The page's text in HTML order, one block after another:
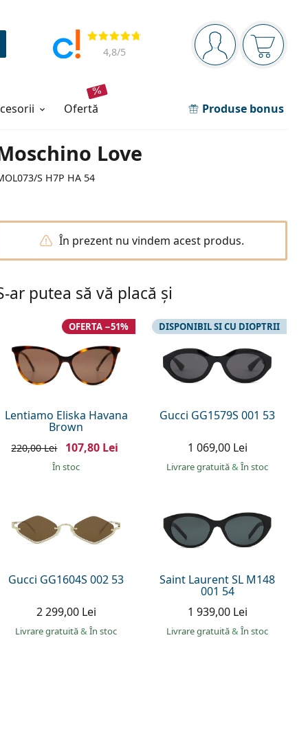
Panou de navigare
Sunteți logat
Coșul
Opinii
4,8/5
ofertă Produse bonus
Love
S H7P HA 54
În prezent nu vindem acest produs.
ar putea să vă placă și
Lentiamo Eliska Havana
Brown
OFERTA −51%
220,00 Lei 107,80 Lei
În stoc
Gucci GG1579S 001 53
DISPONIBIL SI CU DIOPTRII
1 069,00 Lei
Livrare gratuită& În stoc
Gucci GG1604S 002 53
2 299,00 Lei
Livrare gratuită& În stoc
Saint Laurent SL M148
001 54
1 939,00 Lei
Livrare gratuită& În stoc